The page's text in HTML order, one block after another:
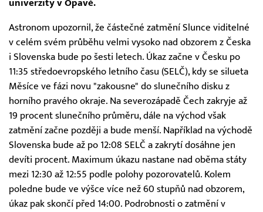
univerzity v Opavě.
Astronom upozornil, že částečné zatmění Slunce viditelné
v celém svém průběhu velmi vysoko nad obzorem z Česka
i Slovenska bude po šesti letech. Úkaz začne v Česku po
11:35 středoevropského letního času (SELČ), kdy se silueta
Měsíce ve fázi novu "zakousne" do slunečního disku z
horního pravého okraje. Na severozápadě Čech zakryje až
19 procent slunečního průměru, dále na východ však
zatmění začne později a bude menší. Například na východě
Slovenska bude až po 12:08 SELČ a zakrytí dosáhne jen
devíti procent. Maximum úkazu nastane nad oběma státy
mezi 12:30 až 12:55 podle polohy pozorovatelů. Kolem
poledne bude ve výšce více než 60 stupňů nad obzorem,
úkaz pak skončí před 14:00. Podrobnosti o zatmění v